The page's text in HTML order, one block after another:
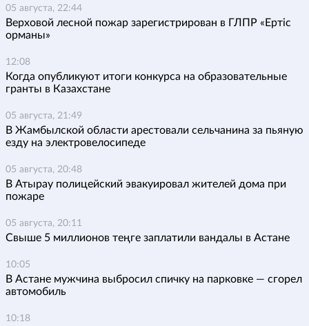
05 августа, 22:44
Верховой лесной пожар зарегистрирован в ГЛПР «Ертіс
орманы»
12:08
Когда опубликуют итоги конкурса на образовательные
гранты в Казахстане
05 августа, 21:49
В Жамбылской области арестовали сельчанина за пьяную
езду на электровелосипеде
05 августа, 20:48
В Атырау полицейский эвакуировал жителей дома при
пожаре
05 августа, 20:11
Свыше 5 миллионов теңге заплатили вандалы в Астане
10:05
В Астане мужчина выбросил спичку на парковке — сгорел
автомобиль
10:18